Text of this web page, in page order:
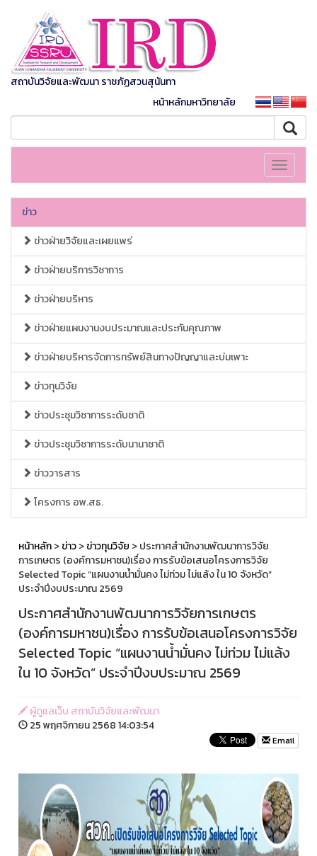
สถาบันวิจัยและพัฒนา ราชภัฏสวนสุนันทา
หน้าหลักมหาวิทยาลัย
Toggle
ข่าว
ข่าวฝ่ายวิจัยและเผยแพร่
ข่าวฝ่ายบริการวิชาการ
ข่าวฝ่ายบริหาร
ข่าวฝ่ายแผนงานงบประมาณและประกันคุณภาพ
ข่าวฝ่ายบริหารจัดการทรัพย์สินทางปัญญาและบ่มเพาะ
ข่าวทุนวิจัย
ข่าวประชุมวิชาการระดับชาติ
ข่าวประชุมวิชาการระดับนานาชาติ
ข่าววารสาร
โครงการ อพ.สธ.
หน้าหลัก>ข่าว>ข่าวทุนวิจัย > ประกาศสำนักงานพัฒนาการวิจัย
การเกษตร (องค์การมหาชน)เรื่อง การรับข้อเสนอโครงการวิจัย
Selected Topic “แผนงานน้ำมั่นคง ไม่ท่วม ไม่แล้ง ใน 10 จังหวัด”
ประจำปีงบประมาณ 2569
ประกาศสำนักงานพัฒนาการวิจัยการเกษตร
(องค์การมหาชน)เรื่อง การรับข้อเสนอโครงการวิจัย
Selected Topic “แผนงานน้ำมั่นคง ไม่ท่วม ไม่แล้ง
ใน 10 จังหวัด” ประจำปีงบประมาณ 2569
ผู้ดูแลเว็บ สถาบันวิจัยและพัฒนา
25 พฤศจิกายน 2568 14:03:54
Email